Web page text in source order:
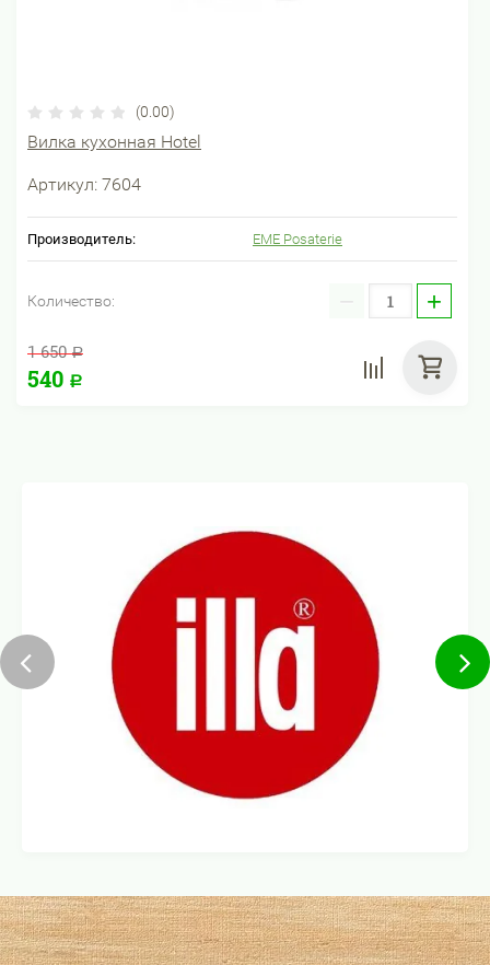
(0.00)
Вилка кухонная Hotel
Артикул: 7604
Производитель: EME Posaterie
Количество: − +
1 650 Р
540 Р